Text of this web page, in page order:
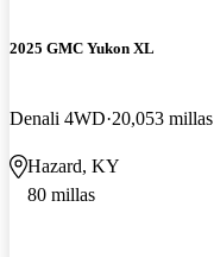
2025 GMC Yukon XL
Denali 4WD 20,053 millas
Hazard, KY
80 millas